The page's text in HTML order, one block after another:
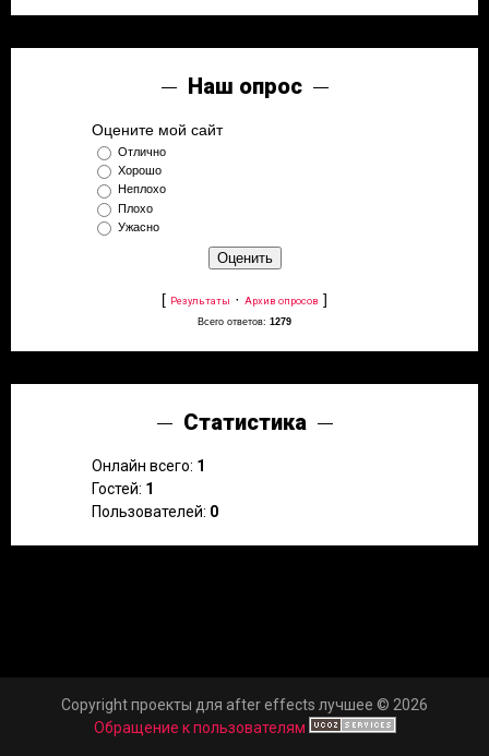
Наш опрос
Оцените мой сайт
Отлично
Хорошо
Неплохо
Плохо
Ужасно
[ Результаты · Архив опросов ]
Всего ответов: 1279
Статистика
Онлайн всего: 1
Гостей: 1
Пользователей: 0
Copyright проекты для after effects лучшее © 2026
Обращение к пользователям